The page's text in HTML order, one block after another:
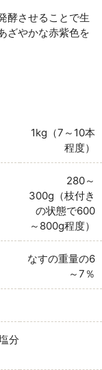
酵させることで生
ざやかな赤紫色を
1kg（7～10本
程度）
280～
300g（枝付き
の状態で600
～800g程度）
なすの重量の6
～7％
分